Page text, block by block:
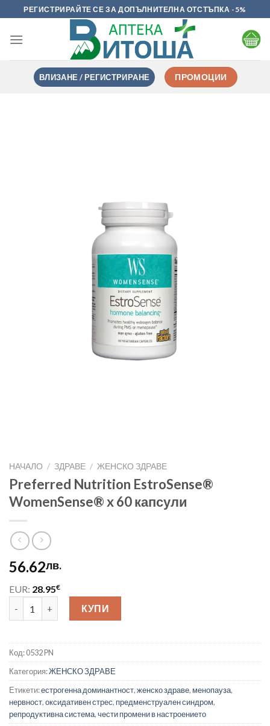
to
content
РЕГИСТРИРАЙТЕ СЕ ЗА ДОПЪЛНИТЕЛНА ОТСТЪПКА -5%
ВЛИЗАНЕ / РЕГИСТРИРАНЕ ПРОМОЦИИ
НАЧАЛО / ЗДРАВЕ / ЖЕНСКО ЗДРАВЕ
Preferred Nutrition EstroSense®
WomenSense® x 60 капсули
56.62лв.
EUR: 28.95€
количество за Preferred Nutrition EstroSense®
КУПИ
Код:0532 PN
Категория:ЖЕНСКО ЗДРАВЕ
Етикети:естрогенна доминантност,женско здраве, менопауза,
нервност,оксидативен стрес, предменструален синдром,
репродуктивна система,чести промени в настроението